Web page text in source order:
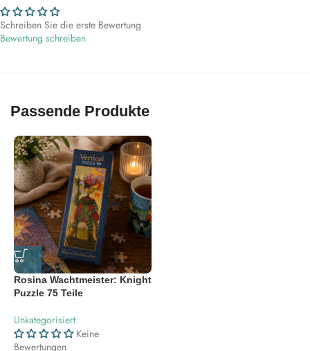
Schreiben Sie die erste Bewertung
Bewertung schreiben
Passende Produkte
Rosina Wachtmeister: Knight
Puzzle 75 Teile
Unkategorisiert
Keine
Bewertungen